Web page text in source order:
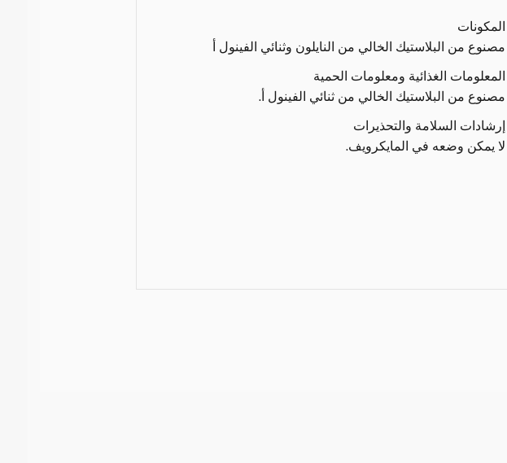
المكونات
مصنوع من البلاستيك الخالي من النايلون وثنائي الفينول أ
المعلومات الغذائية ومعلومات الحمية
مصنوع من البلاستيك الخالي من ثنائي الفينول أ.
إرشادات السلامة والتحذيرات
لا يمكن وضعه في المايكرويف.